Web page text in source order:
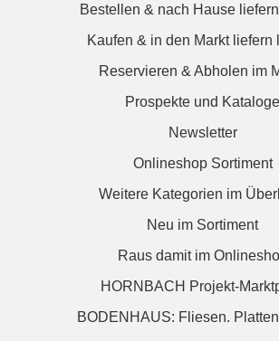
Bestellen & nach Hause
Kaufen & in den Markt liefern
Reservieren & Abholen im
Prospekte und Kataloge
Newsletter
Onlineshop Sortiment
Weitere Kategorien im
Neu im Sortiment
Raus damit im
HORNBACH Projekt-
BODENHAUS: Fliesen.